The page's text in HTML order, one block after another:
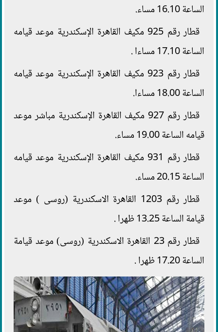
الساعة 16.10 مساء.
قطار رقم 925 مكيف القاهرة الإسكندرية موعد قيامه
الساعة 17.10 مساءا .
قطار رقم 923 مكيف القاهرة الإسكندرية موعد قيامه
الساعة 18.00 مساءا.
قطار رقم 927 مكيف القاهرة الإسكندرية مباشر موعد
قيامه الساعة 19.00 مساء.
قطار رقم 931 مكيف القاهرة الإسكندرية موعد قيامه
الساعة 20.15 مساء.
قطار رقم 1203 القاهرة الاسكندرية (روسى ) موعد
قيامة الساعة 13.25 ظهرا .
قطار رقم 23 القاهرة الاسكندرية (روسى) موعد قيامة
الساعة 17.20 ظهرا .